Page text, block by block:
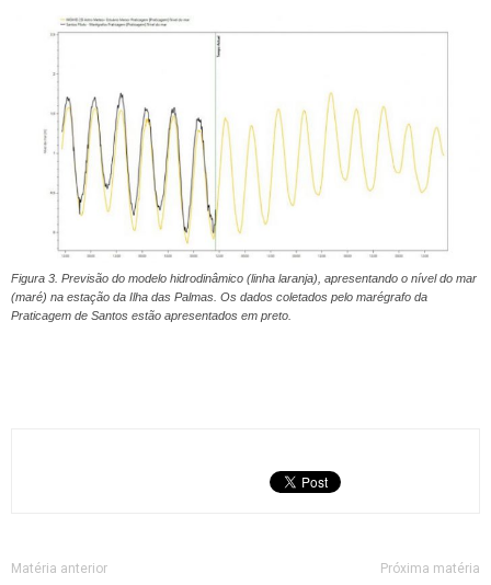
Figura 3. Previsão do modelo hidrodinâmico (linha laranja), apresentando o nível do mar
(maré) na estação da Ilha das Palmas. Os dados coletados pelo marégrafo da
Praticagem de Santos estão apresentados em preto.
Matéria anterior Próxima matéria